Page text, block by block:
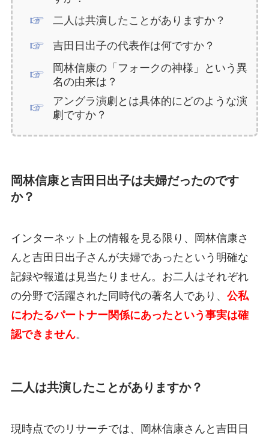
二人は共演したことがありますか？
吉田日出子の代表作は何ですか？
岡林信康の「フォークの神様」という異
名の由来は？
アングラ演劇とは具体的にどのような演
劇ですか？
岡林信康と吉田日出子は夫婦だったのです
か？
インターネット上の情報を見る限り、岡林信康さ
んと吉田日出子さんが夫婦であったという明確な
記録や報道は見当たりません。お二人はそれぞれ
の分野で活躍された同時代の著名人であり、 公私
にわたるパートナー関係にあったという事実は確
認できません。
二人は共演したことがありますか？
現時点でのリサーチでは、岡林信康さんと吉田日